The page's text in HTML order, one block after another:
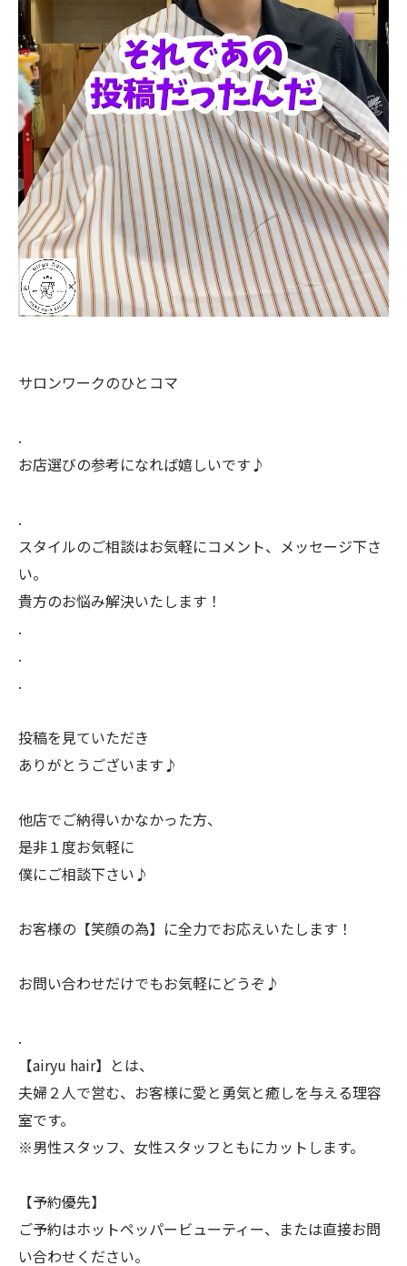
サロンワークのひとコマ
.
お店選びの参考になれば嬉しいです♪
.
スタイルのご相談はお気軽にコメント、メッセージ下さ
い。
貴方のお悩み解決いたします！
.
.
.
投稿を見ていただき
ありがとうございます♪
他店でご納得いかなかった方、
是非１度お気軽に
僕にご相談下さい♪
お客様の【笑顔の為】に全力でお応えいたします！
お問い合わせだけでもお気軽にどうぞ♪
.
【airyu hair】とは、
夫婦２人で営む、お客様に愛と勇気と癒しを与える理容
室です。
※男性スタッフ、女性スタッフともにカットします。
【予約優先】
ご予約はホットペッパービューティー、または直接お問
い合わせください。